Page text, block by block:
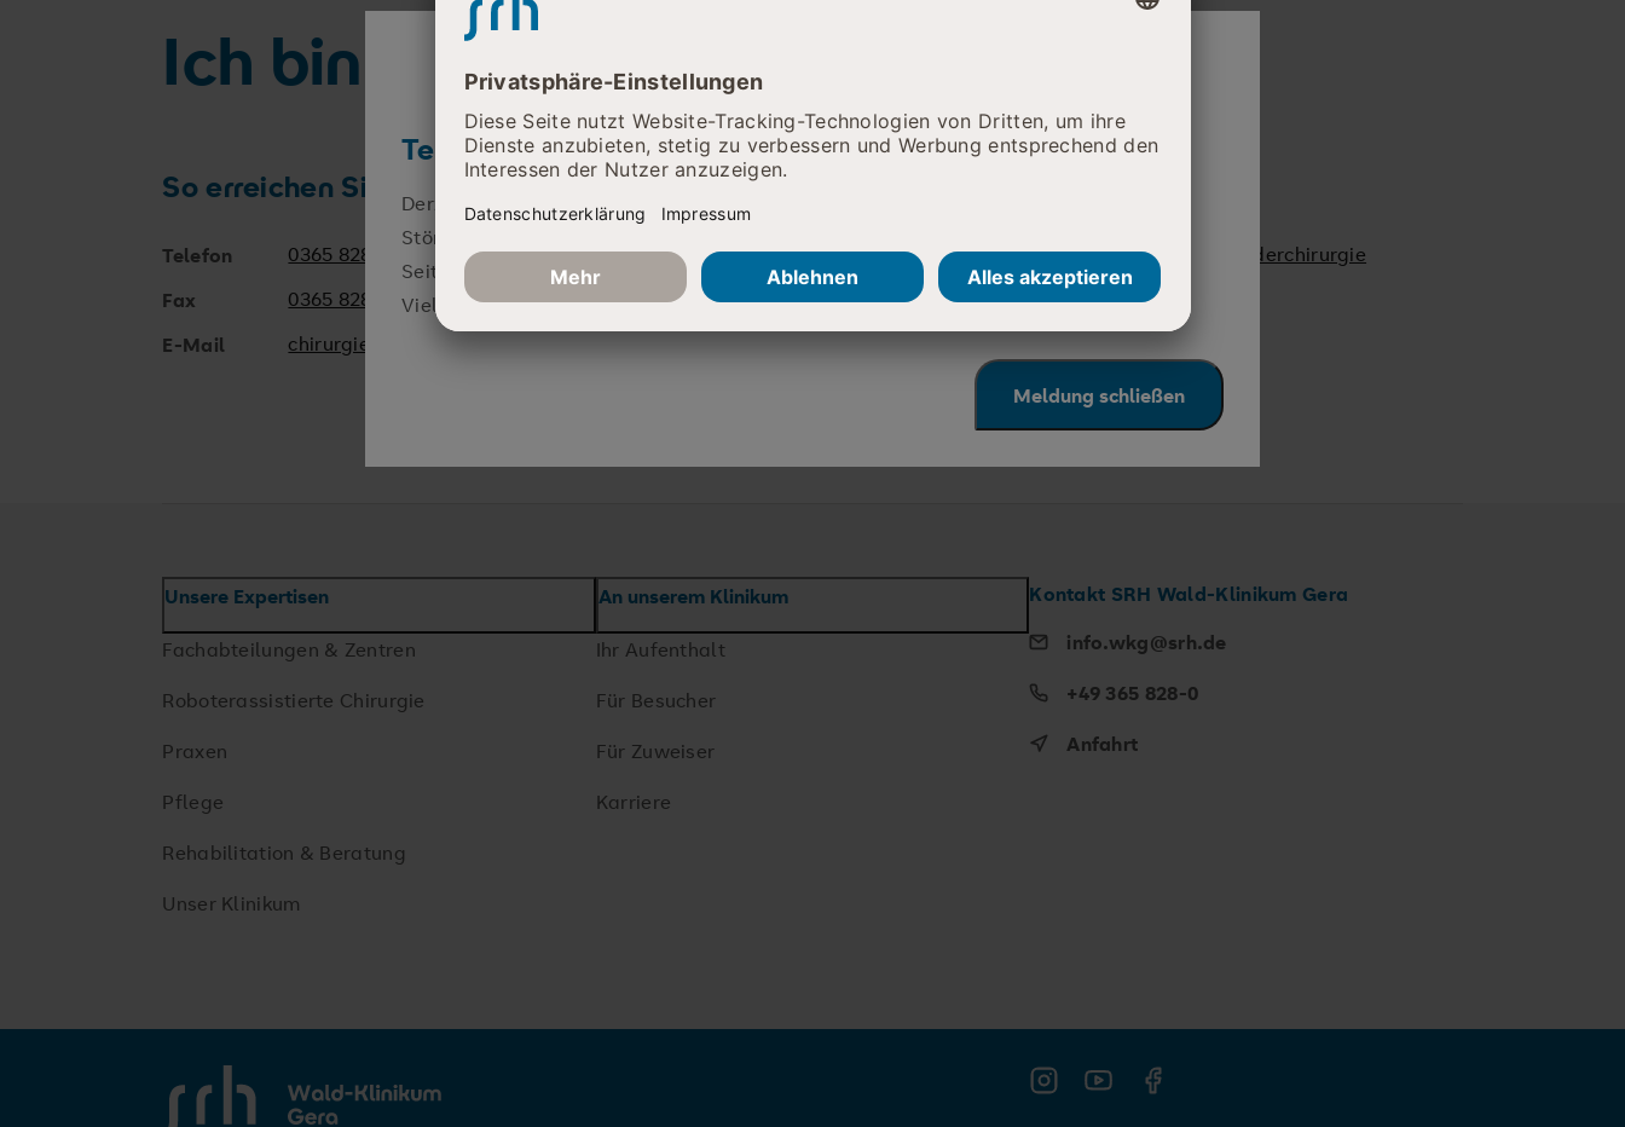
Telefonische Erreichbarkeit eingeschränkt
Derzeit sind wir telefonisch leider nur schwer zu erreichen. Wir arbeiten daran, die
Störung zu beheben. Nutzen Sie bitte alternativ den Mailkontakt, den Sie auf den
Seiten unserer Fachabteilungen finden.
Vielen Dank für Ihr Verständnis!
Meldung schließen
Ich bin für Sie da
So erreichen Sie mich
Telefon
0365 828-3101
Fax
0365 828-3102
E-Mail
chirurgie.wkg@srh.de
Hierfür bin ich zuständig
Leitender Oberarzt: Allgemein-, Viszeral- und Kinderchirurgie
Unsere Expertisen
Fachabteilungen & Zentren
Roboterassistierte Chirurgie
Praxen
Pflege
Rehabilitation & Beratung
Unser Klinikum
An unserem Klinikum
Ihr Aufenthalt
Für Besucher
Für Zuweiser
Karriere
Kontakt SRH Wald-Klinikum Gera
info.wkg@srh.de
+49 365 828-0
Anfahrt
InstagramYoutubeFacebook